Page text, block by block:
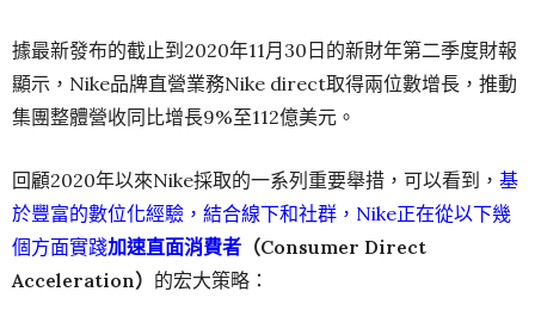
據最新發布的截止到2020年11月30日的新財年第二季度財報
顯示，Nike品牌直營業務Nike direct取得兩位數增長，推動
集團整體營收同比增長9%至112億美元。
回顧2020年以來Nike採取的一系列重要舉措，可以看到， 基
於豐富的數位化經驗，結合線下和社群，Nike正在從以下幾
個方面實踐加速直面消費者 （Consumer Direct
Acceleration） 的宏大策略：